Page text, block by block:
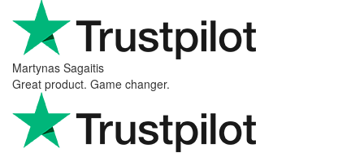
Martynas Sagaitis
Great product. Game changer.